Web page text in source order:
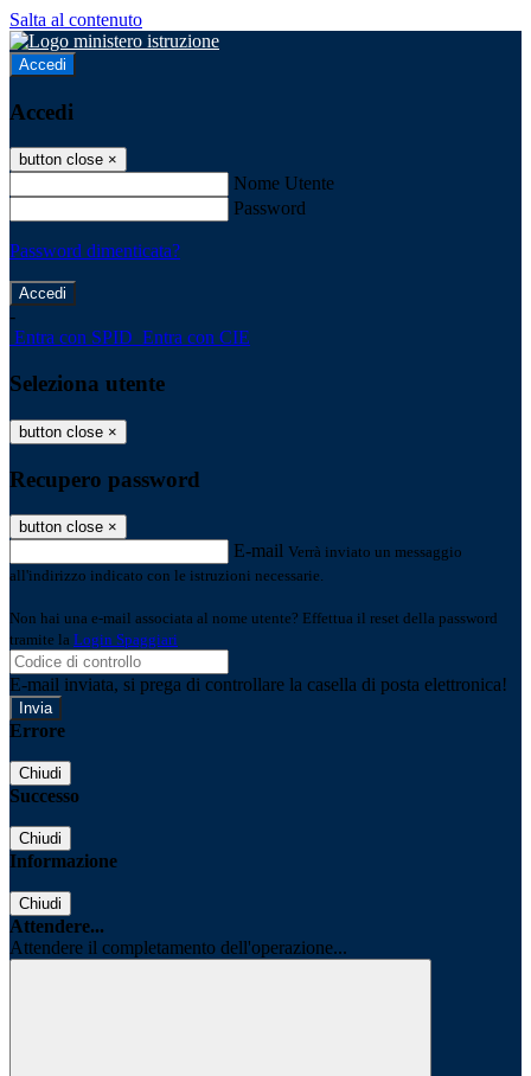
Salta al contenuto
Accedi
Accedi
button close ×
Nome Utente
Password
Password dimenticata?
-
Entra con SPID Entra con CIE
Seleziona utente
button close ×
Recupero password
button close ×
E-mail Verrà inviato un messaggio
all'indirizzo indicato con le istruzioni necessarie.
Non hai una e-mail associata al nome utente? Effettua il reset della password
tramite la Login Spaggiari
E-mail inviata, si prega di controllare la casella di posta elettronica!
Errore
Chiudi
Successo
Chiudi
Informazione
Chiudi
Attendere...
Attendere il completamento dell'operazione...